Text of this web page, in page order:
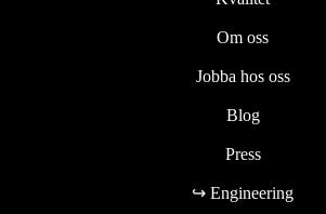
Om oss
Jobba hos oss
Blog
Press
↪ Engineering